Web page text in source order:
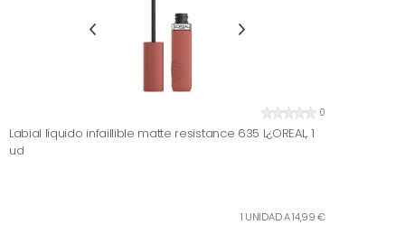
0
Labial líquido infaillible matte resistance 635 L¿OREAL, 1
ud
1 UNIDAD A 14,99 €